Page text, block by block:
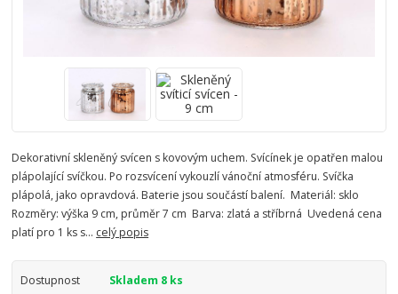
Dekorativní skleněný svícen s kovovým uchem. Svícínek je opatřen malou
plápolající svíčkou. Po rozsvícení vykouzlí vánoční atmosféru. Svíčka
plápolá, jako opravdová. Baterie jsou součástí balení. Materiál: sklo
Rozměry: výška 9 cm, průměr 7 cm Barva: zlatá a stříbrná Uvedená cena
platí pro 1 ks s... celý popis
Dostupnost
Skladem 8 ks